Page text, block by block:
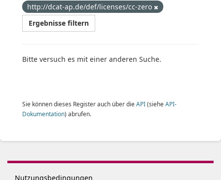
http://dcat-ap.de/def/licenses/cc-zero
Ergebnisse filtern
Bitte versuch es mit einer anderen Suche.
Sie können dieses Register auch über die API(siehe API-
Dokumentation) abrufen.
Nutzungsbedingungen